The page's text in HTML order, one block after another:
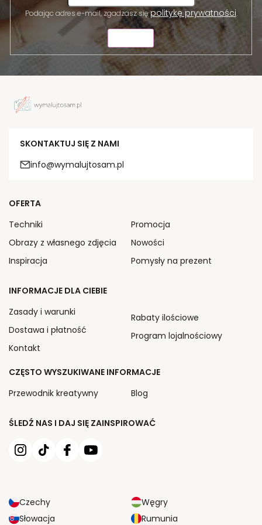
Podając adres e-mail, zgadzasz siępolitykę prywatności.
SKONTAKTUJ SIĘ Z NAMI
info@wymalujtosam.pl
ŚLEDŹ NAS I DAJ SIĘ ZAINSPIROWAĆ
Czechy
Węgry
Słowacja
Rumunia
OFERTA
Techniki
Obrazy z własnego zdjęcia
Inspiracja
Promocja
Nowości
Pomysły na prezent
INFORMACJE DLA CIEBIE
Zasady i warunki
Dostawa i płatność
Kontakt
Rabaty ilościowe
Program lojalnościowy
CZĘSTO WYSZUKIWANE INFORMACJE
Przewodnik kreatywny
Blog